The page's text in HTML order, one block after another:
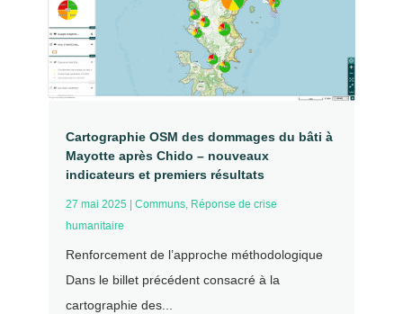
Cartographie OSM des dommages du bâti à
Mayotte après Chido – nouveaux
indicateurs et premiers résultats
27 mai 2025 Communs, Réponse de crise
humanitaire
Renforcement de l’approche méthodologique
Dans le billet précédent consacré à la
cartographie des...